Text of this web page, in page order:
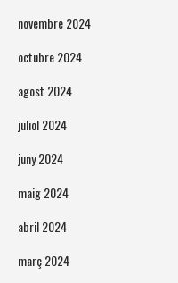
novembre 2024
octubre 2024
agost 2024
juliol 2024
juny 2024
maig 2024
abril 2024
març 2024